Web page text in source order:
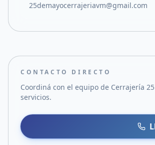
25demayocerrajeriavm@gmail.com
CONTACTO DIRECTO
Coordiná con el equipo de Cerrajería
servicios.